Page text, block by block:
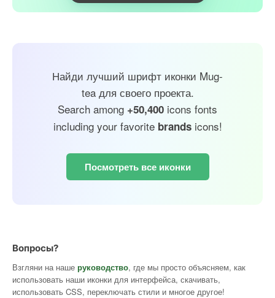
Найди лучший шрифт иконки Mug-
tea для своего проекта.
Search among +50,400 icons fonts
including your favorite brandsicons!
Посмотреть все иконки
Вопросы?
Взгляни на наше руководство, где мы просто объясняем, как
использовать наши иконки для интерфейса, скачивать,
использовать CSS, переключать стили и многое другое!